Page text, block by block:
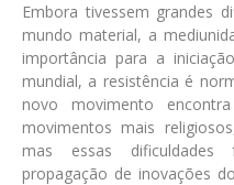
Embora tivessem grandes
mundo material, a
importância para a
mundial, a resistência é
novo movimento
movimentos mais
mas essas
propagação de inovações